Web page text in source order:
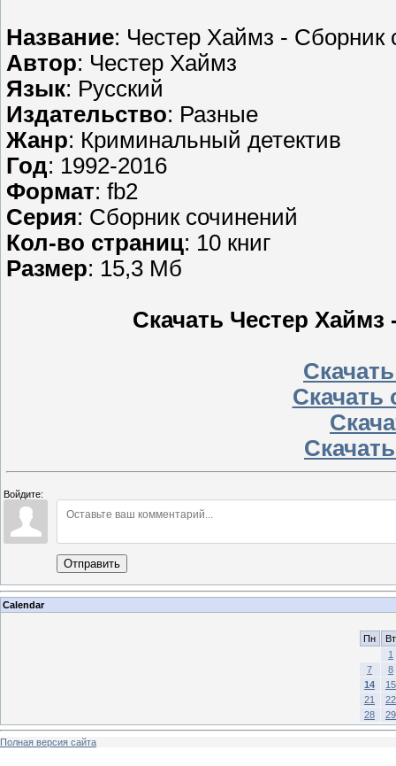
Название: Честер Хаймз - Сборник
Автор: Честер Хаймз
Язык: Русский
Издательство: Разные
Жанр: Криминальный детектив
Год: 1992-2016
Формат: fb2
Серия: Сборник сочинений
Кол-во страниц: 10 книг
Размер: 15,3 Мб
Скачать Честер Хаймз
Скачать
Войдите:
Отправить
Calendar
Пн
Вт
1
7
8
14
15
21
22
28
29
Полная версия сайта